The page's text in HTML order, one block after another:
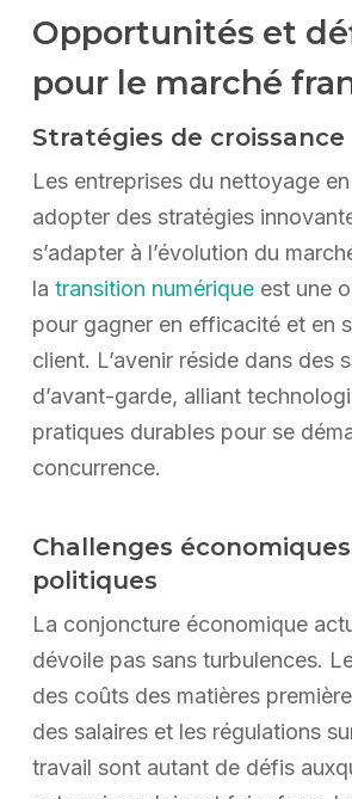
Opportunités et
pour le marché
Stratégies de
Les entreprises du nettoyage
adopter des stratégies
s’adapter à l’évolution du
la transition numériqueest une
pour gagner en efficacité et en
client. L’avenir réside dans des
d’avant-garde, alliant
pratiques durables pour se
concurrence.
Challenges
politiques
La conjoncture économique
dévoile pas sans turbulences.
des coûts des matières
des salaires et les régulations
travail sont autant de défis